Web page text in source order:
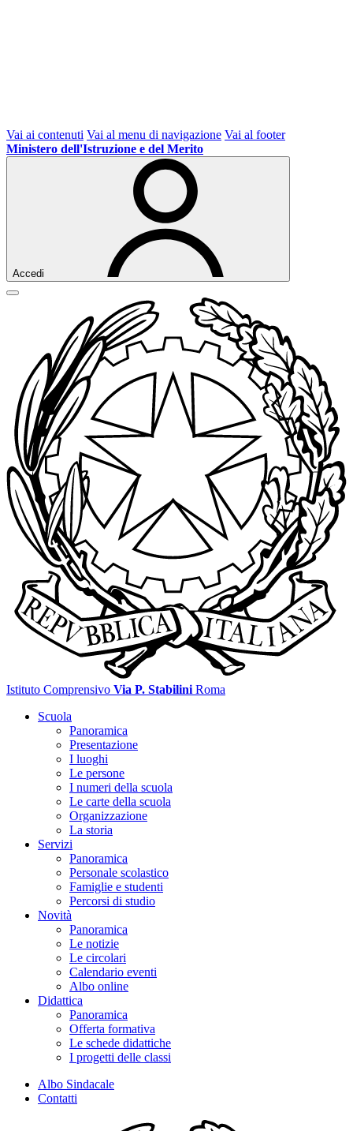
Vai ai contenuti Vai al menu di navigazione Vai al footer
Ministero dell'Istruzione e del Merito
Accedi
Istituto Comprensivo Via P. Stabilini Roma
Scuola
Panoramica
Presentazione
I luoghi
Le persone
I numeri della scuola
Le carte della scuola
Organizzazione
La storia
Servizi
Panoramica
Personale scolastico
Famiglie e studenti
Percorsi di studio
Novità
Panoramica
Le notizie
Le circolari
Calendario eventi
Albo online
Didattica
Panoramica
Offerta formativa
Le schede didattiche
I progetti delle classi
Albo Sindacale
Contatti